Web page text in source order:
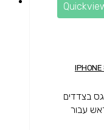
בצדדים
עבור